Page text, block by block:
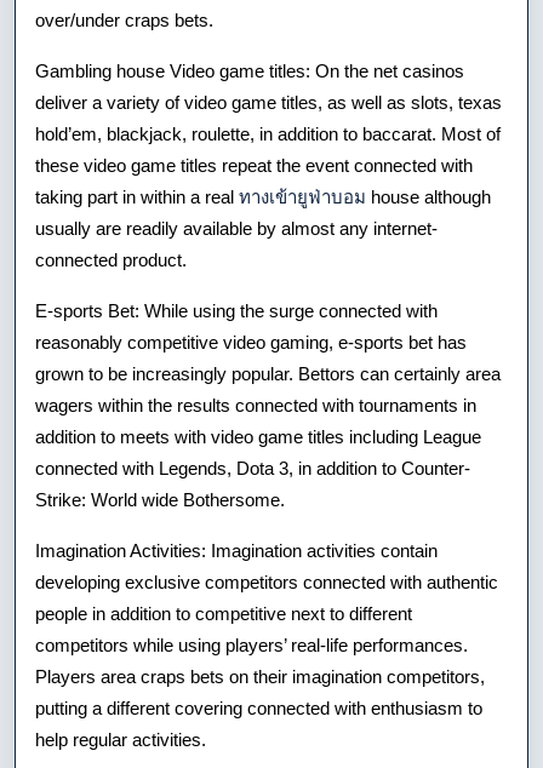
over/under craps bets.
Gambling house Video game titles: On the net casinos
deliver a variety of video game titles, as well as slots, texas
hold’em, blackjack, roulette, in addition to baccarat. Most of
these video game titles repeat the event connected with
taking part in within a real ทางเข้ายูฟ่าบอม house although
usually are readily available by almost any internet-
connected product.
E-sports Bet: While using the surge connected with
reasonably competitive video gaming, e-sports bet has
grown to be increasingly popular. Bettors can certainly area
wagers within the results connected with tournaments in
addition to meets with video game titles including League
connected with Legends, Dota 3, in addition to Counter-
Strike: World wide Bothersome.
Imagination Activities: Imagination activities contain
developing exclusive competitors connected with authentic
people in addition to competitive next to different
competitors while using players’ real-life performances.
Players area craps bets on their imagination competitors,
putting a different covering connected with enthusiasm to
help regular activities.